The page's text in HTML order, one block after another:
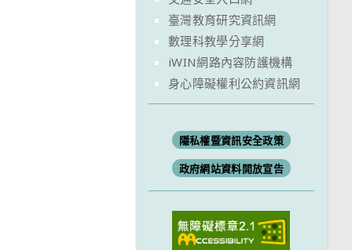
臺灣教育研究資訊網
數理科教學分享網
iWIN網路內容防護機構
身心障礙權利公約資訊網
隱私權暨資訊安全政策
政府網站資料開放宣告